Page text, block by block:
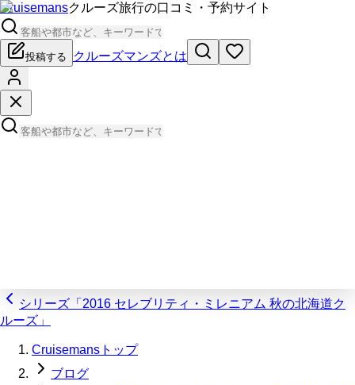
Cruisemansクルーズ旅行の口コミ・予約サイト
投稿する クルーズマンズとは
シリーズ「2016 セレブリティ・ミレニアム 秋の北海道ク
ルーズ」
Cruisemansトップ
ブログ